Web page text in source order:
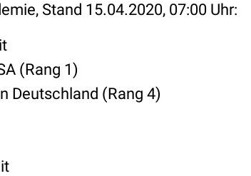
Stand 15.04.2020, 07:00 Uhr:
(Rang 1)
Deutschland (Rang 4)